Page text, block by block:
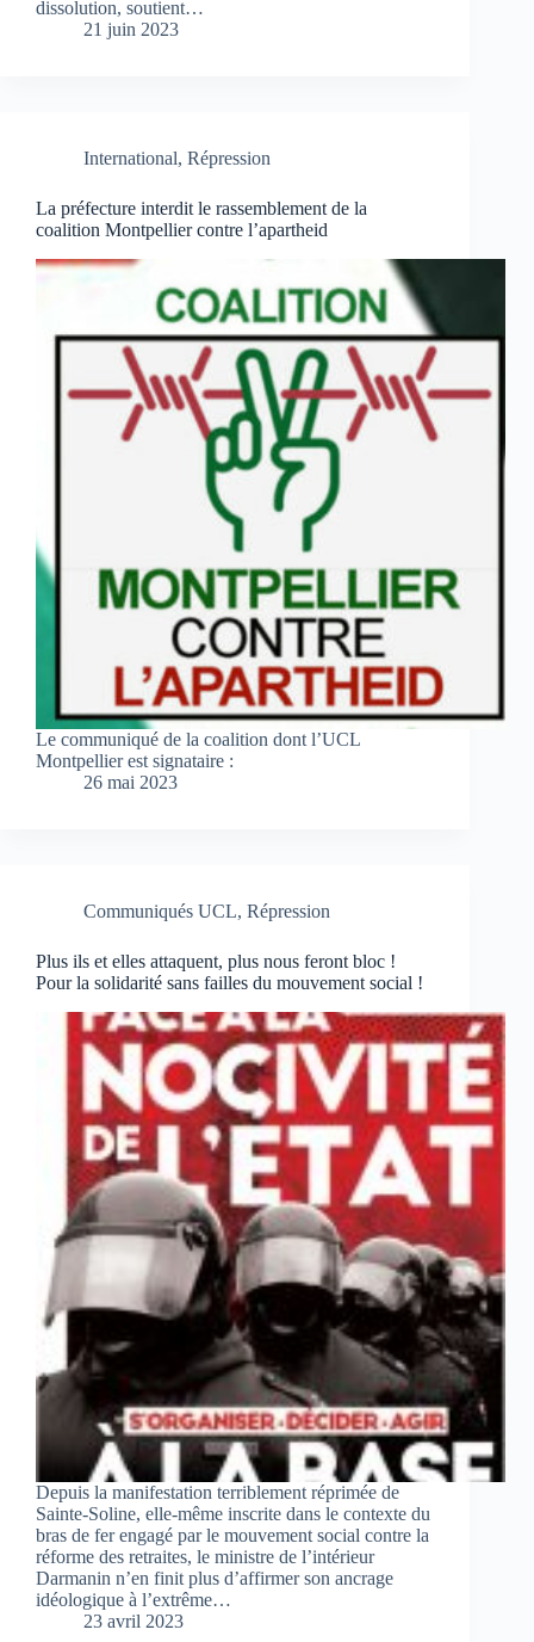
dissolution, soutient…
21 juin 2023
International, Répression
La préfecture interdit le rassemblement de la
coalition Montpellier contre l’apartheid
Le communiqué de la coalition dont l’UCL
Montpellier est signataire :
26 mai 2023
Communiqués UCL, Répression
Plus ils et elles attaquent, plus nous feront bloc !
Pour la solidarité sans failles du mouvement social !
Depuis la manifestation terriblement réprimée de
Sainte-Soline, elle-même inscrite dans le contexte du
bras de fer engagé par le mouvement social contre la
réforme des retraites, le ministre de l’intérieur
Darmanin n’en finit plus d’affirmer son ancrage
idéologique à l’extrême…
23 avril 2023